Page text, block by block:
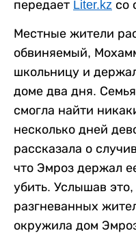
передает Liter.kz со
Местные жители
обвиняемый,
школьницу и
доме два дня.
смогла найти
несколько дней
рассказала о
что Эмроз держал
убить. Услышав
разгневанных
окружила дом